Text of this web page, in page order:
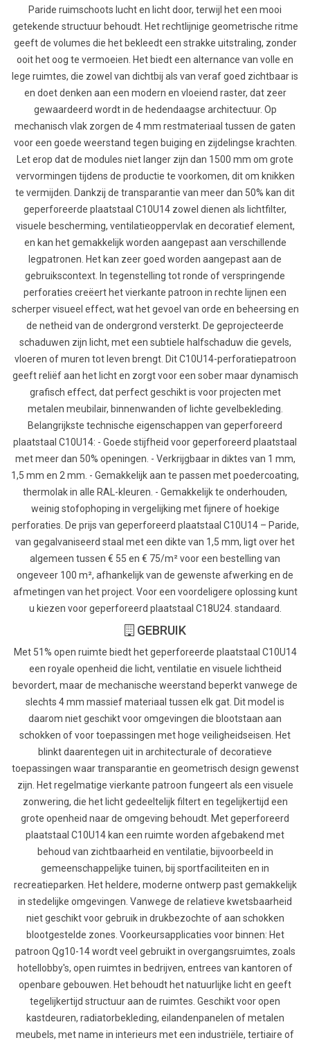
Paride ruimschoots lucht en licht door, terwijl het een mooi
getekende structuur behoudt. Het rechtlijnige geometrische ritme
geeft de volumes die het bekleedt een strakke uitstraling, zonder
ooit het oog te vermoeien. Het biedt een alternance van volle en
lege ruimtes, die zowel van dichtbij als van veraf goed zichtbaar is
en doet denken aan een modern en vloeiend raster, dat zeer
gewaardeerd wordt in de hedendaagse architectuur. Op
mechanisch vlak zorgen de 4 mm restmateriaal tussen de gaten
voor een goede weerstand tegen buiging en zijdelingse krachten.
Let erop dat de modules niet langer zijn dan 1500 mm om grote
vervormingen tijdens de productie te voorkomen, dit om knikken
te vermijden. Dankzij de transparantie van meer dan 50% kan dit
geperforeerde plaatstaal C10U14 zowel dienen als lichtfilter,
visuele bescherming, ventilatieoppervlak en decoratief element,
en kan het gemakkelijk worden aangepast aan verschillende
legpatronen. Het kan zeer goed worden aangepast aan de
gebruikscontext. In tegenstelling tot ronde of verspringende
perforaties creëert het vierkante patroon in rechte lijnen een
scherper visueel effect, wat het gevoel van orde en beheersing en
de netheid van de ondergrond versterkt. De geprojecteerde
schaduwen zijn licht, met een subtiele halfschaduw die gevels,
vloeren of muren tot leven brengt. Dit C10U14-perforatiepatroon
geeft reliëf aan het licht en zorgt voor een sober maar dynamisch
grafisch effect, dat perfect geschikt is voor projecten met
metalen meubilair, binnenwanden of lichte gevelbekleding.
Belangrijkste technische eigenschappen van geperforeerd
plaatstaal C10U14: - Goede stijfheid voor geperforeerd plaatstaal
met meer dan 50% openingen. - Verkrijgbaar in diktes van 1 mm,
1,5 mm en 2 mm. - Gemakkelijk aan te passen met poedercoating,
thermolak in alle RAL-kleuren. - Gemakkelijk te onderhouden,
weinig stofophoping in vergelijking met fijnere of hoekige
perforaties. De prijs van geperforeerd plaatstaal C10U14 – Paride,
van gegalvaniseerd staal met een dikte van 1,5 mm, ligt over het
algemeen tussen € 55 en € 75/m² voor een bestelling van
ongeveer 100 m², afhankelijk van de gewenste afwerking en de
afmetingen van het project. Voor een voordeligere oplossing kunt
u kiezen voor geperforeerd plaatstaal C18U24. standaard.
GEBRUIK
Met 51% open ruimte biedt het geperforeerde plaatstaal C10U14
een royale openheid die licht, ventilatie en visuele lichtheid
bevordert, maar de mechanische weerstand beperkt vanwege de
slechts 4 mm massief materiaal tussen elk gat. Dit model is
daarom niet geschikt voor omgevingen die blootstaan aan
schokken of voor toepassingen met hoge veiligheidseisen. Het
blinkt daarentegen uit in architecturale of decoratieve
toepassingen waar transparantie en geometrisch design gewenst
zijn. Het regelmatige vierkante patroon fungeert als een visuele
zonwering, die het licht gedeeltelijk filtert en tegelijkertijd een
grote openheid naar de omgeving behoudt. Met geperforeerd
plaatstaal C10U14 kan een ruimte worden afgebakend met
behoud van zichtbaarheid en ventilatie, bijvoorbeeld in
gemeenschappelijke tuinen, bij sportfaciliteiten en in
recreatieparken. Het heldere, moderne ontwerp past gemakkelijk
in stedelijke omgevingen. Vanwege de relatieve kwetsbaarheid
niet geschikt voor gebruik in drukbezochte of aan schokken
blootgestelde zones. Voorkeursapplicaties voor binnen: Het
patroon Qg10-14 wordt veel gebruikt in overgangsruimtes, zoals
hotellobby's, open ruimtes in bedrijven, entrees van kantoren of
openbare gebouwen. Het behoudt het natuurlijke licht en geeft
tegelijkertijd structuur aan de ruimtes. Geschikt voor open
kastdeuren, radiatorbekleding, eilandenpanelen of metalen
meubels, met name in interieurs met een industriële, tertiaire of